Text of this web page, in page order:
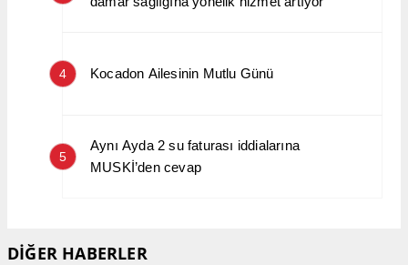
4 Kocadon Ailesinin Mutlu Günü
5
Aynı Ayda 2 su faturası iddialarına
MUSKİ’den cevap
DİĞER HABERLER